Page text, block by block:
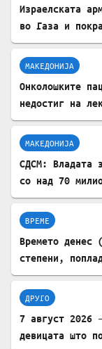
Израелската
во Газа и
МАКЕДОНИЈА
Онколошките
недостиг на
МАКЕДОНИЈА
СДСМ: Владата
со над 70
ВРЕМЕ
Времето денес
степени,
ДРУГО
7 август 2026
девицата што